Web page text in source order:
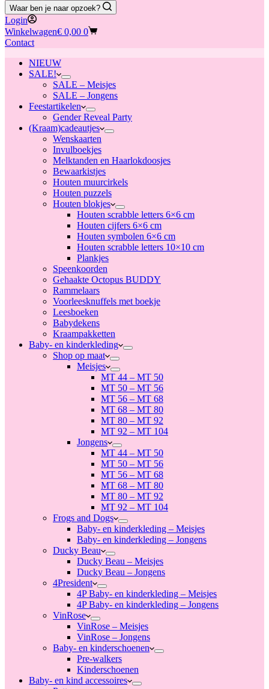
Waar ben je naar opzoek?
Login
Winkelwagen€ 0,00 0
Contact
NIEUW
SALE!
SALE – Meisjes
SALE – Jongens
Feestartikelen
Gender Reveal Party
(Kraam)cadeautjes
Wenskaarten
Invulboekjes
Melktanden en Haarlokdoosjes
Bewaarkistjes
Houten muurcirkels
Houten puzzels
Houten blokjes
Houten scrabble letters 6×6 cm
Houten cijfers 6×6 cm
Houten symbolen 6×6 cm
Houten scrabble letters 10×10 cm
Plankjes
Speenkoorden
Gehaakte Octopus BUDDY
Rammelaars
Voorleesknuffels met boekje
Leesboeken
Babydekens
Kraampakketten
Baby- en kinderkleding
Shop op maat
Meisjes
MT 44 – MT 50
MT 50 – MT 56
MT 56 – MT 68
MT 68 – MT 80
MT 80 – MT 92
MT 92 – MT 104
Jongens
MT 44 – MT 50
MT 50 – MT 56
MT 56 – MT 68
MT 68 – MT 80
MT 80 – MT 92
MT 92 – MT 104
Frogs and Dogs
Baby- en kinderkleding – Meisjes
Baby- en kinderkleding – Jongens
Ducky Beau
Ducky Beau – Meisjes
Ducky Beau – Jongens
4President
4P Baby- en kinderkleding – Meisjes
4P Baby- en kinderkleding – Jongens
VinRose
VinRose – Meisjes
VinRose – Jongens
Baby- en kinderschoenen
Pre-walkers
Kinderschoenen
Baby- en kind accessoires